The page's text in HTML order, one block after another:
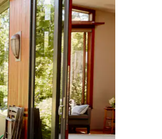
kao i dodirom ili prelaskom prstom po